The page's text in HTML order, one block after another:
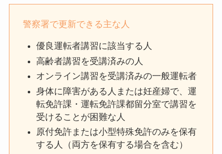
警察署で更新できる主な人
優良運転者講習に該当する人
高齢者講習を受講済みの人
オンライン講習を受講済みの一般運転者
身体に障害がある人または妊産婦で、運
転免許課・運転免許課都留分室で講習を
受けることが困難な人
原付免許または小型特殊免許のみを保有
する人（両方を保有する場合を含む）